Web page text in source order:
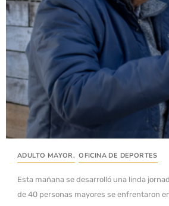
ADULTO MAYOR, OFICINA DE DEPORTES
Esta mañana se desarrolló una linda
de 40 personas mayores se enfrentaron